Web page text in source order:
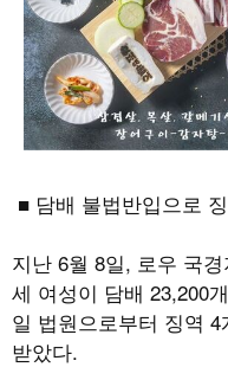
■ 담배 불법반입으로
지난 6월 8일, 로우 국
세 여성이 담배 23,200
일 법원으로부터 징역 4
받았다.